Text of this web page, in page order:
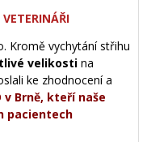
Kromě vychytání střihu
velikosti na
ke zhodnocení a
v Brně, kteří naše
pacientech